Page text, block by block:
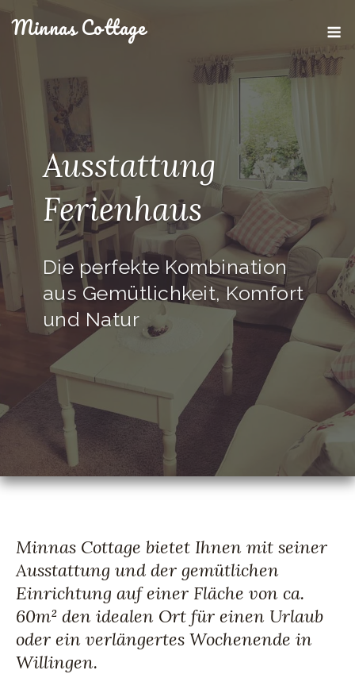
toMinnas Cottage
Ausstattung
Ferienhaus
Die perfekte Kombination
aus Gemütlichkeit, Komfort
und Natur
Minnas Cottage bietet Ihnen mit seiner
Ausstattung und der gemütlichen
Einrichtung auf einer Fläche von ca.
60m² den idealen Ort für einen Urlaub
oder ein verlängertes Wochenende in
Willingen.